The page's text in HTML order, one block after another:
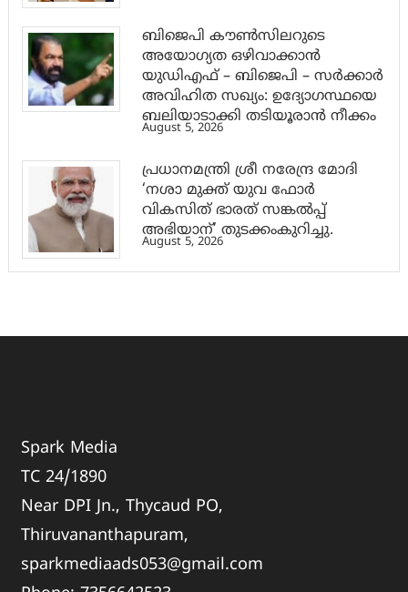
ബിജെപി കൗൺസിലറുടെ
അയോഗ്യത ഒഴിവാക്കാൻ
യുഡിഎഫ് – ബിജെപി – സർക്കാർ
അവിഹിത സഖ്യം: ഉദ്യോഗസ്ഥയെ
ബലിയാടാക്കി തടിയൂരാൻ നീക്കം
August 5, 2026
പ്രധാനമന്ത്രി ശ്രീ നരേന്ദ്ര മോദി
‘നശാ മുക്ത് യുവ ഫോർ
വികസിത് ഭാരത് സങ്കൽപ്പ്
അഭിയാന്’ തുടക്കംകുറിച്ചു.
August 5, 2026
Spark Media
TC 24/1890
Near DPI Jn., Thycaud PO,
Thiruvananthapuram,
sparkmediaads053@gmail.com